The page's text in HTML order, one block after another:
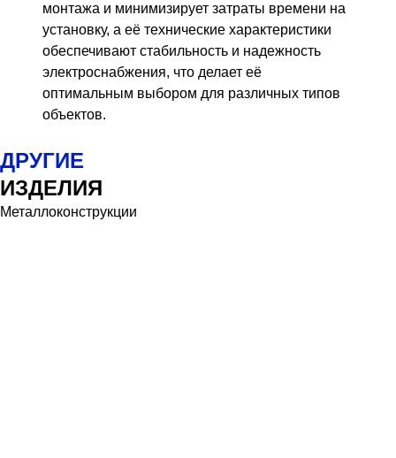
монтажа и минимизирует затраты времени на
установку, а её технические характеристики
обеспечивают стабильность и надежность
электроснабжения, что делает её
оптимальным выбором для различных типов
объектов.
ДРУГИЕ
ИЗДЕЛИЯ
Металлоконструкции